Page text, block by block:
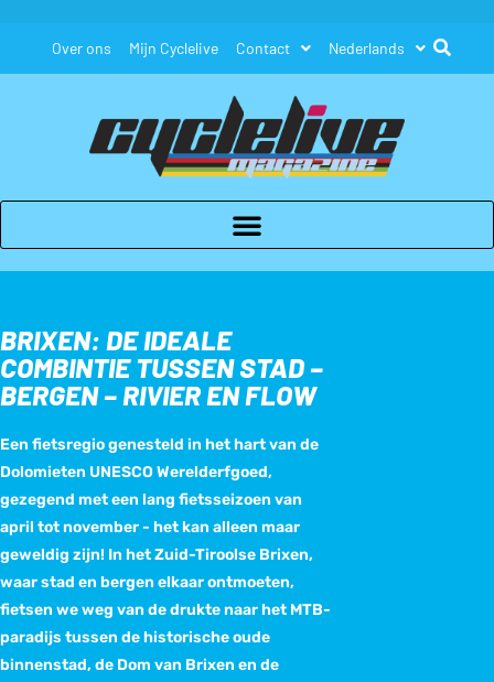
Over ons Mijn Cyclelive Contact Nederlands
BRIXEN: DE IDEALE
COMBINTIE TUSSEN STAD –
BERGEN – RIVIER EN FLOW
Een fietsregio genesteld in het hart van de
Dolomieten UNESCO Werelderfgoed,
gezegend met een lang fietsseizoen van
april tot november - het kan alleen maar
geweldig zijn! In het Zuid-Tiroolse Brixen,
waar stad en bergen elkaar ontmoeten,
fietsen we weg van de drukte naar het MTB-
paradijs tussen de historische oude
binnenstad, de Dom van Brixen en de